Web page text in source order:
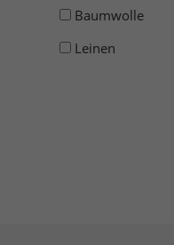
Baumwolle
Leinen